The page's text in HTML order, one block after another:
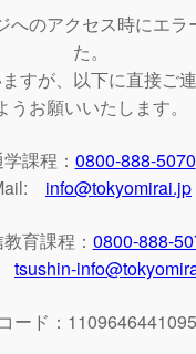
へのアクセス時にエラ
た。
すが、以下に直接ご
うお願いいたします。
課程： 0800-888-5070
info@tokyomirai.jp
育課程： 0800-888-
tsushin-
ード：